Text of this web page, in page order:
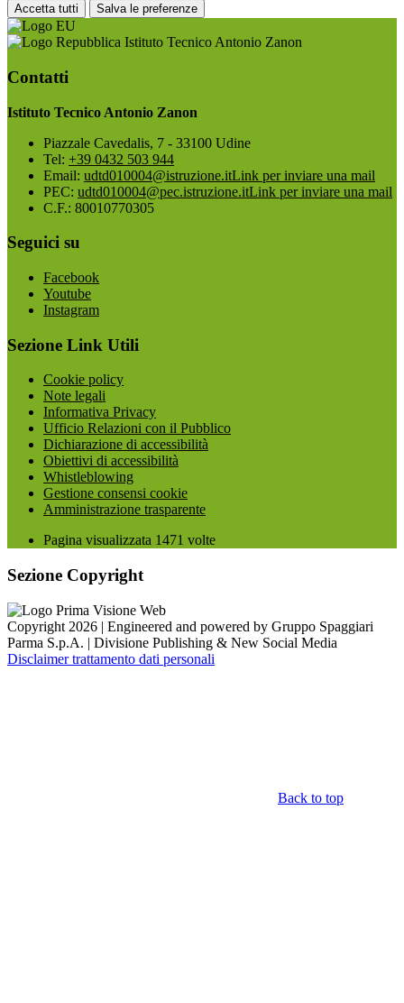
Accetta tutti Salva le preferenze
Istituto Tecnico Antonio Zanon
Contatti
Istituto Tecnico Antonio Zanon
Piazzale Cavedalis, 7 - 33100 Udine
Tel: +39 0432 503 944
Email: udtd010004@istruzione.itLink per inviare una mail
PEC: udtd010004@pec.istruzione.itLink per inviare una mail
C.F.: 80010770305
Seguici su
Facebook
Youtube
Instagram
Sezione Link Utili
Cookie policy
Note legali
Informativa Privacy
Ufficio Relazioni con il Pubblico
Dichiarazione di accessibilità
Obiettivi di accessibilità
Whistleblowing
Gestione consensi cookie
Amministrazione trasparente
Pagina visualizzata 1471 volte
Sezione Copyright
Copyright 2026 | Engineered and powered by Gruppo Spaggiari
Parma S.p.A. | Divisione Publishing & New Social Media
Disclaimer trattamento dati personali
Back to top